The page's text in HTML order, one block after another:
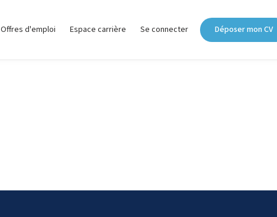
Offres d'emploi Espace carrière Se connecter Déposer mon CV